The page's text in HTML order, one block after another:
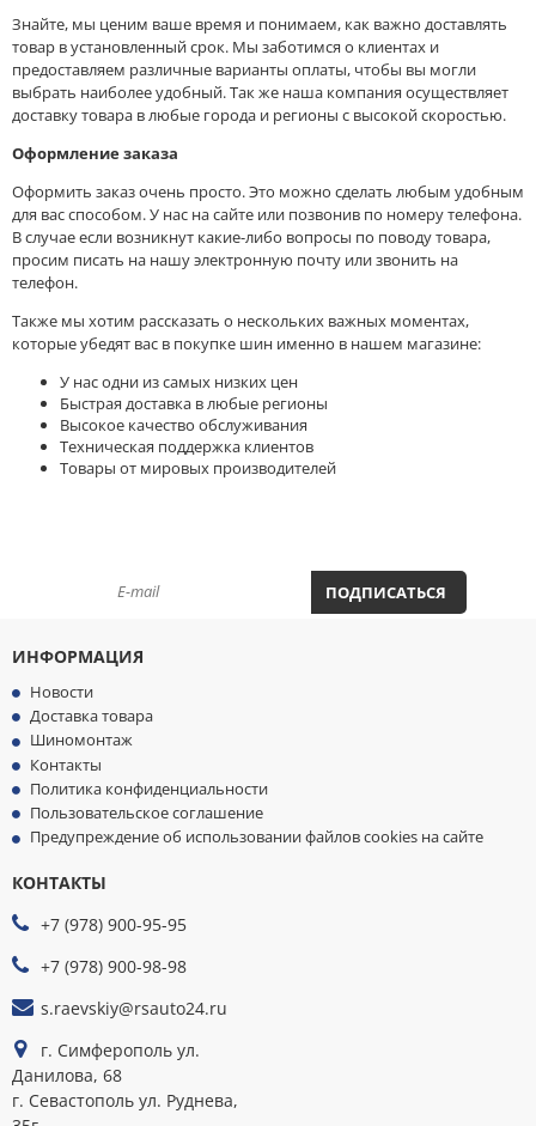
Знайте, мы ценим ваше время и понимаем, как важно доставлять
товар в установленный срок. Мы заботимся о клиентах и
предоставляем различные варианты оплаты, чтобы вы могли
выбрать наиболее удобный. Так же наша компания осуществляет
доставку товара в любые города и регионы с высокой скоростью.
Оформление заказа
Оформить заказ очень просто. Это можно сделать любым удобным
для вас способом. У нас на сайте или позвонив по номеру телефона.
В случае если возникнут какие-либо вопросы по поводу товара,
просим писать на нашу электронную почту или звонить на
телефон.
Также мы хотим рассказать о нескольких важных моментах,
которые убедят вас в покупке шин именно в нашем магазине:
У нас одни из самых низких цен
Быстрая доставка в любые регионы
Высокое качество обслуживания
Техническая поддержка клиентов
Товары от мировых производителей
ПОДПИСАТЬСЯ
ИНФОРМАЦИЯ
Новости
Доставка товара
Шиномонтаж
Контакты
Политика конфиденциальности
Пользовательское соглашение
Предупреждение об использовании файлов cookies на сайте
КОНТАКТЫ
+7 (978) 900-95-95
+7 (978) 900-98-98
s.raevskiy@rsauto24.ru
г. Симферополь ул.
Данилова, 68
г. Севастополь ул. Руднева,